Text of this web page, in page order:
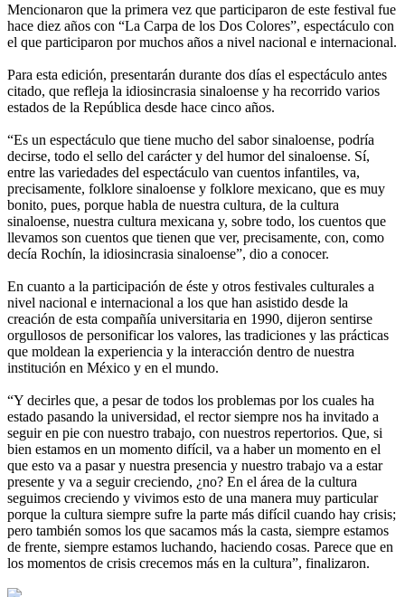
Mencionaron que la primera vez que participaron de este festival fue
hace diez años con “La Carpa de los Dos Colores”, espectáculo con
el que participaron por muchos años a nivel nacional e internacional.
Para esta edición, presentarán durante dos días el espectáculo antes
citado, que refleja la idiosincrasia sinaloense y ha recorrido varios
estados de la República desde hace cinco años.
“Es un espectáculo que tiene mucho del sabor sinaloense, podría
decirse, todo el sello del carácter y del humor del sinaloense. Sí,
entre las variedades del espectáculo van cuentos infantiles, va,
precisamente, folklore sinaloense y folklore mexicano, que es muy
bonito, pues, porque habla de nuestra cultura, de la cultura
sinaloense, nuestra cultura mexicana y, sobre todo, los cuentos que
llevamos son cuentos que tienen que ver, precisamente, con, como
decía Rochín, la idiosincrasia sinaloense”, dio a conocer.
En cuanto a la participación de éste y otros festivales culturales a
nivel nacional e internacional a los que han asistido desde la
creación de esta compañía universitaria en 1990, dijeron sentirse
orgullosos de personificar los valores, las tradiciones y las prácticas
que moldean la experiencia y la interacción dentro de nuestra
institución en México y en el mundo.
“Y decirles que, a pesar de todos los problemas por los cuales ha
estado pasando la universidad, el rector siempre nos ha invitado a
seguir en pie con nuestro trabajo, con nuestros repertorios. Que, si
bien estamos en un momento difícil, va a haber un momento en el
que esto va a pasar y nuestra presencia y nuestro trabajo va a estar
presente y va a seguir creciendo, ¿no? En el área de la cultura
seguimos creciendo y vivimos esto de una manera muy particular
porque la cultura siempre sufre la parte más difícil cuando hay crisis;
pero también somos los que sacamos más la casta, siempre estamos
de frente, siempre estamos luchando, haciendo cosas. Parece que en
los momentos de crisis crecemos más en la cultura”, finalizaron.